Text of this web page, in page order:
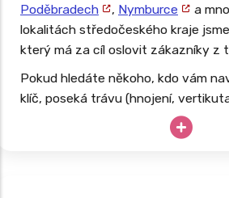
Poděbradech
, Nymburce
a
lokalitách středočeského kraje
který má za cíl oslovit zákazníky z
Pokud hledáte někoho, kdo vám
klíč, poseká trávu (hnojení,
ostříhá živý plot, začistí zahradu,
doporučit. Web, který jsme pro tuto